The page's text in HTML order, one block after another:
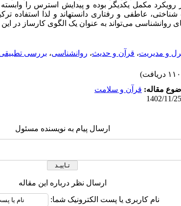
رویکرد مکمل یکدیگر بوده و پیدایش استرس را
عاطفی و رفتاری دانسته­اند و لذا استفاده
روانشناسی می‌تواند به عنوان یک الگوی کارساز در
و مدیریت، قرآن و حدیث، روانشناسی، بررسی
مقاله: قرآن و سلامت
ارسال پیام به نویسنده مسئول
ارسال نظر درباره این مقاله
نام کاربری یا پست الکترونیک شما: